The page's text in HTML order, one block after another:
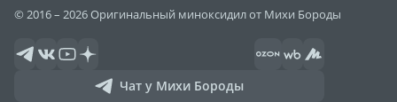
© 2016 – 2026 Оригинальный миноксидил от Михи Бороды
Чат у Михи Бороды